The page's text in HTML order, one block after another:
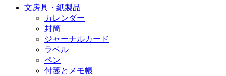
文房具・紙製品
カレンダー
封筒
ジャーナルカード
ラベル
ペン
付箋とメモ帳